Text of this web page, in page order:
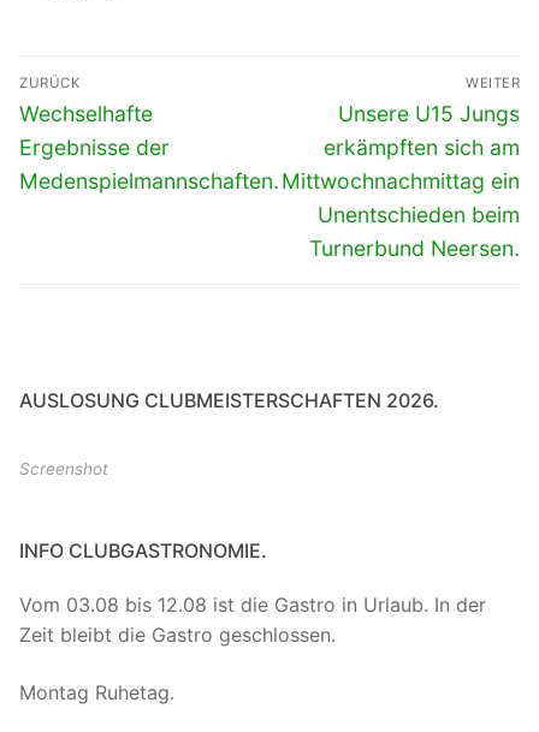
Beitragsnavigation
ZURÜCK
Vorheriger
Beitrag:
Wechselhafte
Ergebnisse der
Medenspielmannschaften.
WEITER
Nächster
Beitrag:
Unsere U15 Jungs
erkämpften sich am
Mittwochnachmittag ein
Unentschieden beim
Turnerbund Neersen.
AUSLOSUNG CLUBMEISTERSCHAFTEN 2026.
Screenshot
INFO CLUBGASTRONOMIE.
Vom 03.08 bis 12.08 ist die Gastro in Urlaub. In der
Zeit bleibt die Gastro geschlossen.
Montag Ruhetag.